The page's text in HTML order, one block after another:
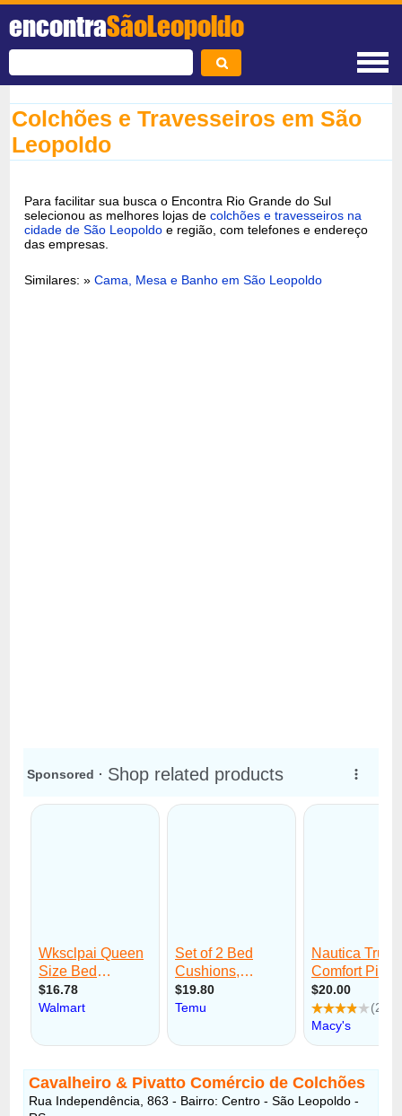
encontraSãoLeopoldo
Colchões e Travesseiros em São
Leopoldo
Para facilitar sua busca o Encontra Rio Grande do Sul
selecionou as melhores lojas decolchões e travesseiros na
cidade de São Leopoldo e região, com telefones e endereço
das empresas.
Similares: »Cama, Mesa e Banho em São Leopoldo
Cavalheiro & Pivatto Comércio de Colchões
Rua Independência, 863 - Bairro: Centro - São Leopoldo -